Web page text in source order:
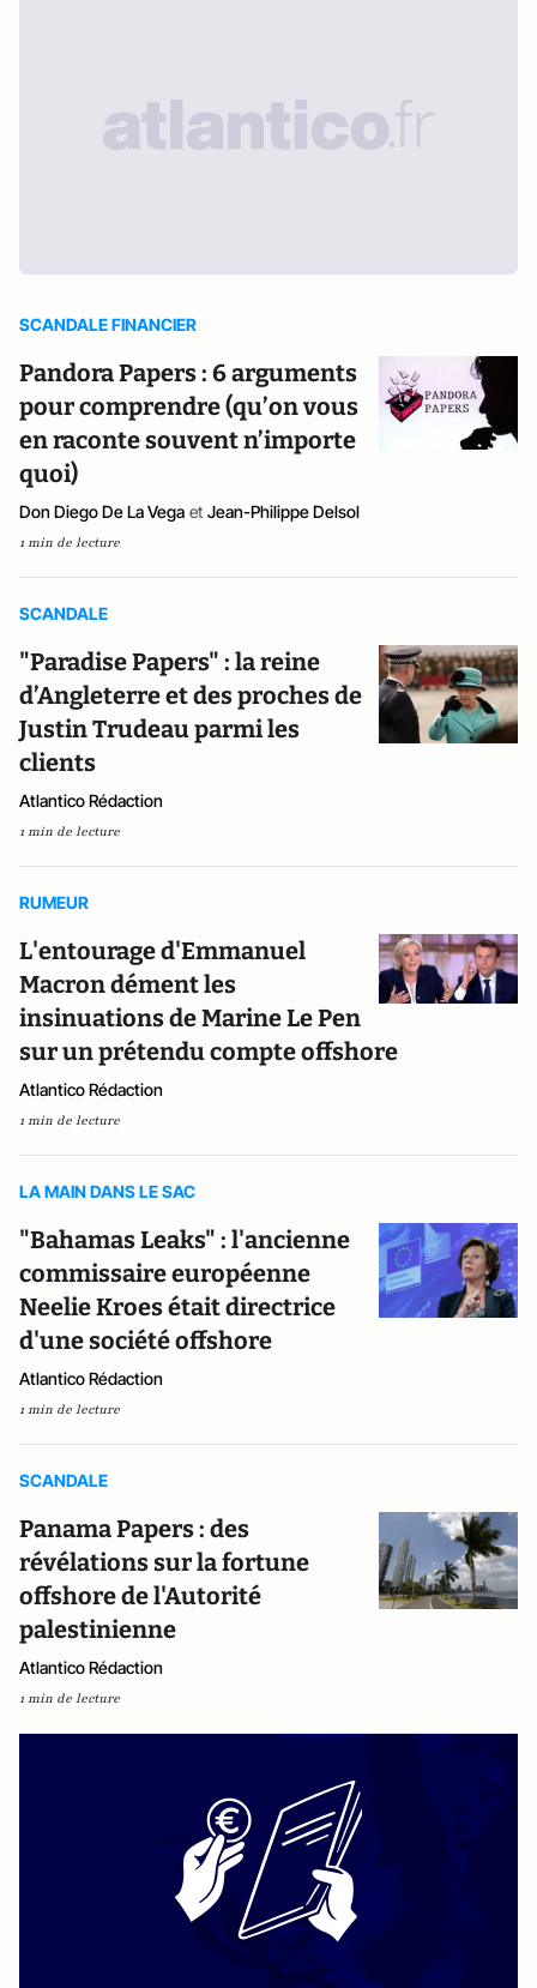
SCANDALE FINANCIER
Pandora Papers : 6 arguments
pour comprendre (qu’on vous
en raconte souvent n’importe
quoi)
Don Diego De La Vega et Jean-Philippe Delsol
1 min de lecture
SCANDALE
"Paradise Papers" : la reine
d’Angleterre et des proches de
Justin Trudeau parmi les
clients
Atlantico Rédaction
1 min de lecture
RUMEUR
L'entourage d'Emmanuel
Macron dément les
insinuations de Marine Le Pen
sur un prétendu compte offshore
Atlantico Rédaction
1 min de lecture
LA MAIN DANS LE SAC
"Bahamas Leaks" : l'ancienne
commissaire européenne
Neelie Kroes était directrice
d'une société offshore
Atlantico Rédaction
1 min de lecture
SCANDALE
Panama Papers : des
révélations sur la fortune
offshore de l'Autorité
palestinienne
Atlantico Rédaction
1 min de lecture